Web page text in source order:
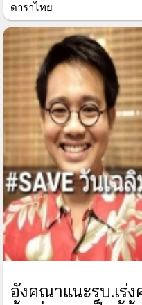
ดาราไทย
อังคณาแนะรบ.เร่